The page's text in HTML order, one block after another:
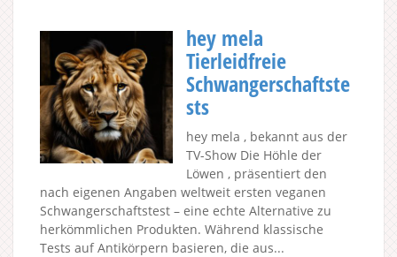
hey mela
Tierleidfreie
Schwangerschaftste
sts
hey mela , bekannt aus der
TV-Show Die Höhle der
Löwen , präsentiert den
nach eigenen Angaben weltweit ersten veganen
Schwangerschaftstest – eine echte Alternative zu
herkömmlichen Produkten. Während klassische
Tests auf Antikörpern basieren, die aus...